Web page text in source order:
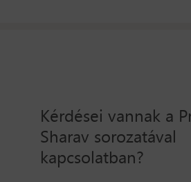
Kérdései vannak a
Sharav sorozatával
kapcsolatban?